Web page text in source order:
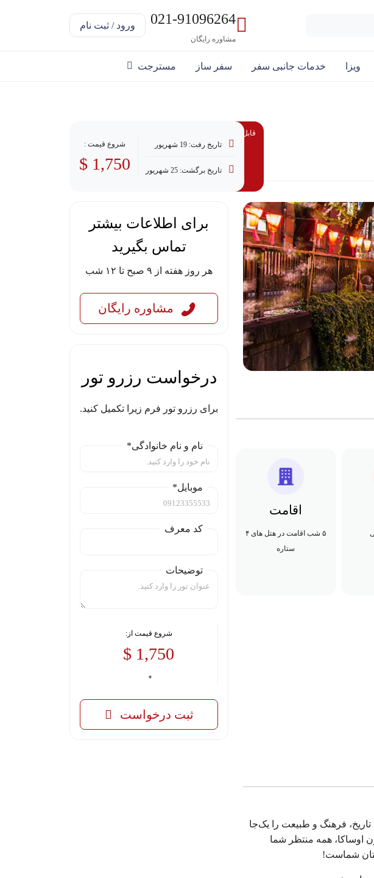
021-91096264
مشاوره رایگان
ورود / ثبت نام
ویزا خدمات جانبی سفر سفر ساز مسترجت
قابل پرداخت با وام
تاریخ رفت: 19 شهریور
تاریخ برگشت: 25 شهریور
شروع قیمت :
1,750 $
اقامت
۵ شب اقامت در هتل های ۴
ستاره
تاریخ، فرهنگ و طبیعت را یک‌جا
اوساکا، همه منتظر شما
برای اطلاعات بیشتر
تماس بگیرید
هر روز هفته از ۹ صبح تا ۱۲ شب
مشاوره رایگان
درخواست رزرو تور
برای رزرو تور فرم زیرا تکمیل کنید.
نام و نام خانوادگی*
موبایل*
کد معرف
توضیحات
شروع قیمت از:
1,750 $
ثبت درخواست